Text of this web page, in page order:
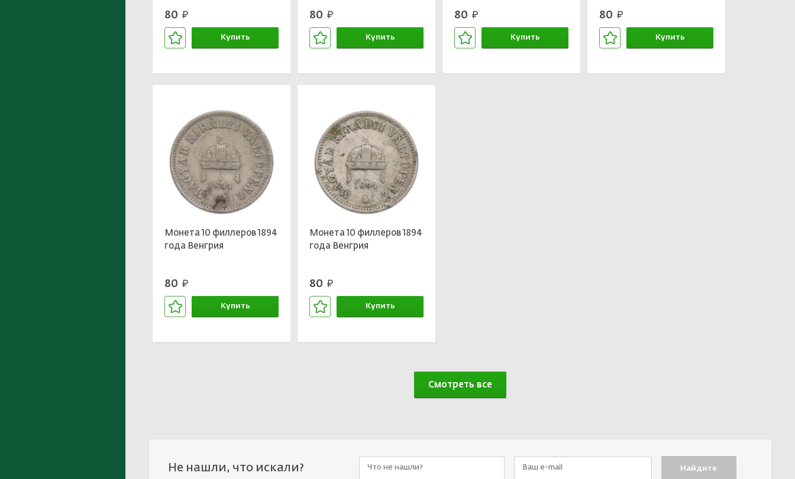
80 руб.
Купить
80 руб.
Купить
80 руб.
Купить
80 руб.
Купить
Монета 10 филлеров 1894
года Венгрия
80 руб.
Купить
Монета 10 филлеров 1894
года Венгрия
80 руб.
Купить
Смотреть все
Не нашли, что искали?